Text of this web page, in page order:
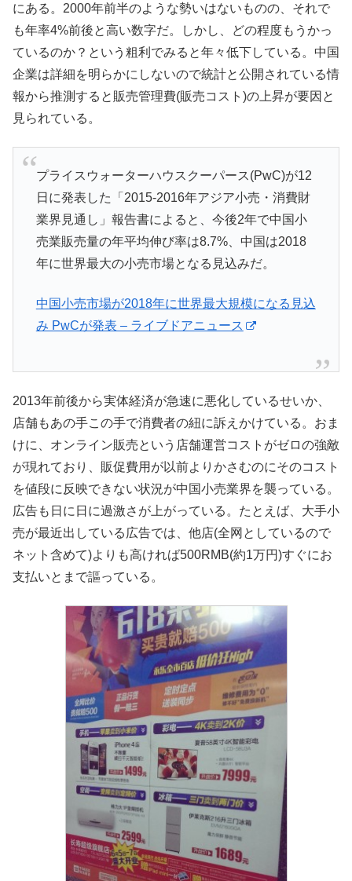
にある。2000年前半のような勢いはないものの、それで
も年率4%前後と高い数字だ。しかし、どの程度もうかっ
ているのか？という粗利でみると年々低下している。中国
企業は詳細を明らかにしないので統計と公開されている情
報から推測すると販売管理費(販売コスト)の上昇が要因と
見られている。
プライスウォーターハウスクーパース(PwC)が12
日に発表した「2015-2016年アジア小売・消費財
業界見通し」報告書によると、今後2年で中国小
売業販売量の年平均伸び率は8.7%、中国は2018
年に世界最大の小売市場となる見込みだ。
中国小売市場が2018年に世界最大規模になる見込
み PwCが発表 – ライブドアニュース
2013年前後から実体経済が急速に悪化しているせいか、
店舗もあの手この手で消費者の紐に訴えかけている。おま
けに、オンライン販売という店舗運営コストがゼロの強敵
が現れており、販促費用が以前よりかさむのにそのコスト
を値段に反映できない状況が中国小売業界を襲っている。
広告も日に日に過激さが上がっている。たとえば、大手小
売が最近出している広告では、他店(全网としているので
ネット含めて)よりも高ければ500RMB(約1万円)すぐにお
支払いとまで謳っている。